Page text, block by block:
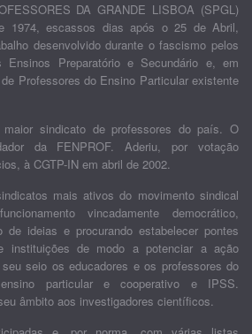
DA GRANDE LISBOA (SPGL)
1974, escassos dias após o 25 de Abril,
desenvolvido durante o fascismo pelos
Preparatório e Secundário e, em
Professores do Ensino Particular existente
maior sindicato de professores do país. O
da FENPROF. Aderiu, por votação
à CGTP-IN em abril de 2002.
mais ativos do movimento sindical
vincadamente democrático,
de ideias e procurando estabelecer pontes
instituições de modo a potenciar a ação
seio os educadores e os professores do
particular e cooperativo e IPSS.
âmbito aos investigadores científicos.